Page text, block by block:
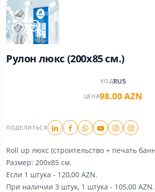
Рулон люкс (200x85 см.)
КОДRU5
ЦЕНА98.00 AZN
ПОДЕЛИТЬСЯ
Roll up люкс (строительство + печать
Размер: 200х85 см.
Если 1 штука - 120,00 AZN.
При наличии 3 штук, 1 штука - 105,00 AZN.